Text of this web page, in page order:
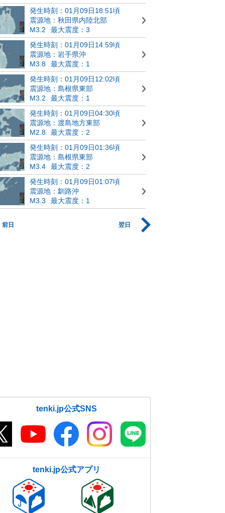
発生時刻：01月09日18:51頃
震源地：秋田県内陸北部
M3.2
最大震度：3
発生時刻：01月09日14:59頃
震源地：岩手県沖
M3.8
最大震度：1
発生時刻：01月09日12:02頃
震源地：島根県東部
M3.2
最大震度：1
発生時刻：01月09日04:30頃
震源地：渡島地方東部
M2.8
最大震度：2
発生時刻：01月09日01:36頃
震源地：島根県東部
M3.4
最大震度：2
発生時刻：01月09日01:07頃
震源地：釧路沖
M3.3
最大震度：1
前日 翌日
tenki.jp公式SNS
tenki.jp公式アプリ